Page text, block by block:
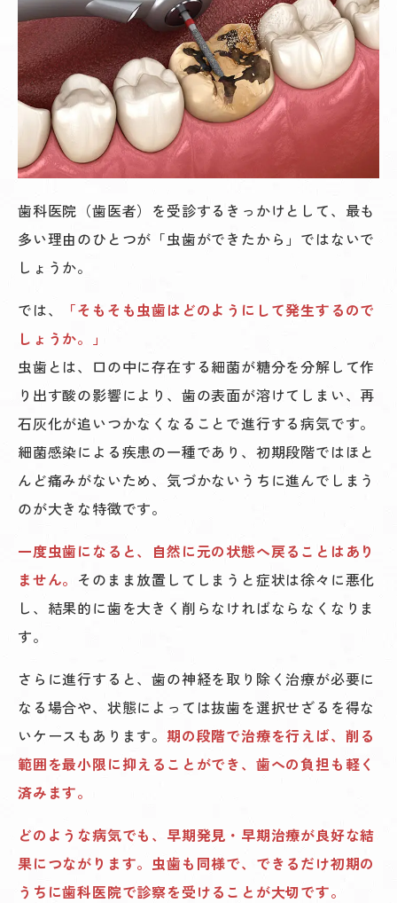
歯科医院（歯医者）を受診するきっかけとして、最も
多い理由のひとつが「虫歯ができたから」ではないで
しょうか。
では、
「そもそも虫歯はどのようにして発生するので
しょうか。」
虫歯とは、口の中に存在する細菌が糖分を分解して作
り出す酸の影響により、歯の表面が溶けてしまい、再
石灰化が追いつかなくなることで進行する病気です。
細菌感染による疾患の一種であり、初期段階ではほと
んど痛みがないため、気づかないうちに進んでしまう
のが大きな特徴です。
一度虫歯になると、自然に元の状態へ戻ることはあり
ません。 そのまま放置してしまうと症状は徐々に悪化
し、結果的に歯を大きく削らなければならなくなりま
す。
さらに進行すると、歯の神経を取り除く治療が必要に
なる場合や、状態によっては抜歯を選択せざるを得な
いケースもあります。 期の段階で治療を行えば、削る
範囲を最小限に抑えることができ、歯への負担も軽く
済みます。
どのような病気でも、早期発見・早期治療が良好な結
果につながります。虫歯も同様で、できるだけ初期の
うちに歯科医院で診察を受けることが大切です。